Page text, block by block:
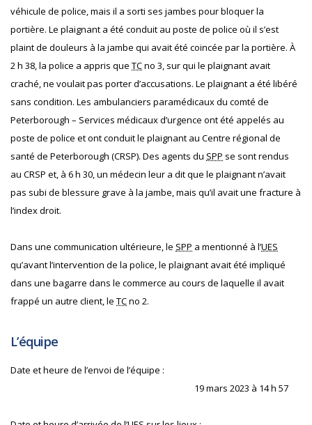
véhicule de police, mais il a sorti ses jambes pour bloquer la
portière. Le plaignant a été conduit au poste de police où il s’est
plaint de douleurs à la jambe qui avait été coincée par la portière. À
2 h 38, la police a appris que TCno 3, sur qui le plaignant avait
craché, ne voulait pas porter d’accusations. Le plaignant a été libéré
sans condition. Les ambulanciers paramédicaux du comté de
Peterborough – Services médicaux d’urgence ont été appelés au
poste de police et ont conduit le plaignant au Centre régional de
santé de Peterborough (CRSP). Des agents du SPP se sont rendus
au CRSP et, à 6 h 30, un médecin leur a dit que le plaignant n’avait
pas subi de blessure grave à la jambe, mais qu’il avait une fracture à
l’index droit.
Dans une communication ultérieure, le SPP a mentionné à l’UES
qu’avant l’intervention de la police, le plaignant avait été impliqué
dans une bagarre dans le commerce au cours de laquelle il avait
frappé un autre client, le TCno 2.
L’équipe
Date et heure de l’envoi de l’équipe :
19 mars 2023 à 14 h 57